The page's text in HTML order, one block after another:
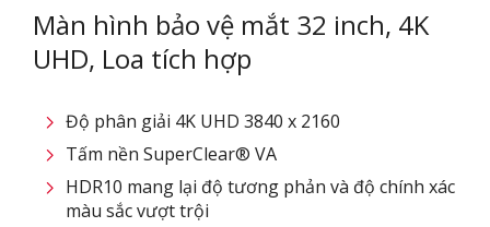
Màn hình bảo vệ mắt 32 inch, 4K
UHD, Loa tích hợp
Độ phân giải 4K UHD 3840 x 2160
Tấm nền SuperClear® VA
HDR10 mang lại độ tương phản và độ chính xác
màu sắc vượt trội